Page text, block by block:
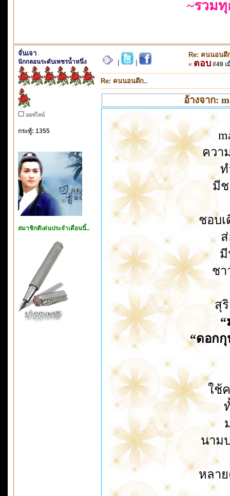
~รวม
จั่นเจา
นักกลอนระดับเพชรน้ำหนึ่ง
ออฟไลน์
กระทู้: 1355
สมาชิกดีเด่นประจำเดือนนี้..
Re: คนนอนดึ
« ตอบ #49 เ
Re: คนนอนดึก..
อ้างจาก:
ควา
ท
มีช
ชอบเ
ชา
สุ
“ดอกกุ
ใช้
นาม
หลา